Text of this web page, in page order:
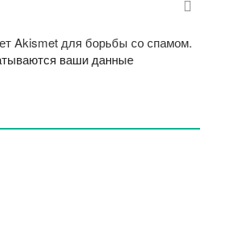
Akismet для борьбы со спамом.
ваши данные